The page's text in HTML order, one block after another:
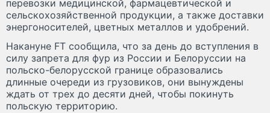
перевозки медицинской, фармацевтической и
сельскохозяйственной продукции, а также доставки
энергоносителей, цветных металлов и удобрений.
Накануне FT сообщила, что за день до вступления в
силу запрета для фур из России и Белоруссии на
польско-белорусской границе образовались
длинные очереди из грузовиков, они вынуждены
ждать от трех до десяти дней, чтобы покинуть
польскую территорию.